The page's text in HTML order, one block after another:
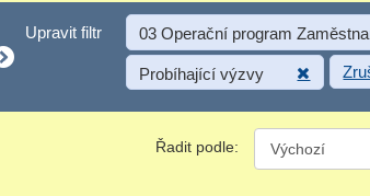
Upravit filtr
Upravit filtr 03 Operační program
Probíhající výzvy
Řadit podle: